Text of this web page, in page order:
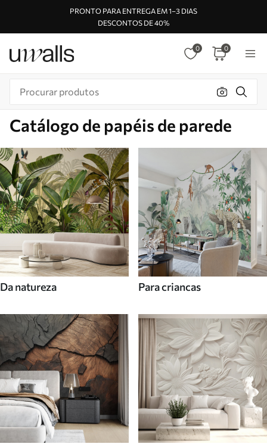
PRONTO PARA ENTREGA EM 1–3 DIAS
DESCONTOS DE 40%
0 0
Catálogo de papéis de parede
Da natureza Para criancas